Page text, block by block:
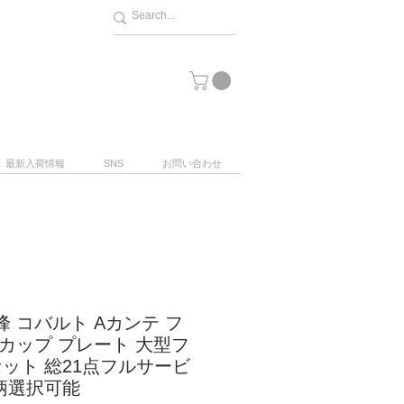
最新入荷情報 SNS お問い合わせ
コバルト Aカンテ フ
ップ プレート 大型フ
ト 総21点フルサービ
選択可能